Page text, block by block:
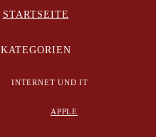
STARTSEITE
KATEGORIEN
INTERNET UND IT
APPLE